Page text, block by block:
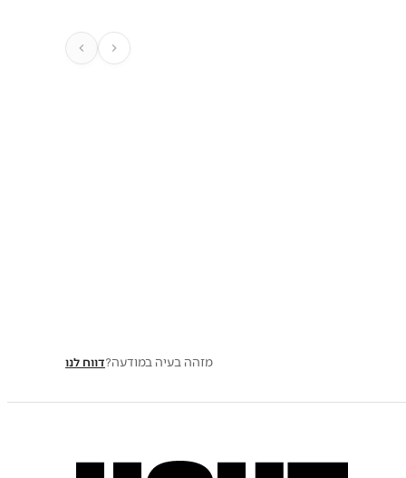
מזהה בעיה במודעה?דווח לנו